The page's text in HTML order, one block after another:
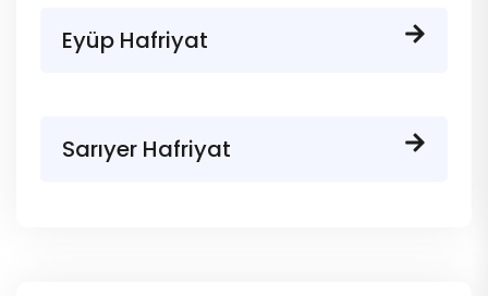
Eyüp Hafriyat
Sarıyer Hafriyat